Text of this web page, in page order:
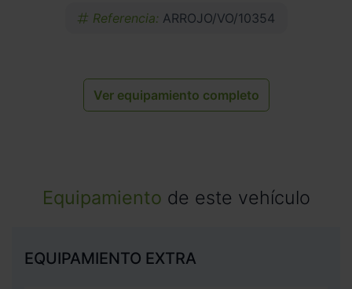
Referencia: ARROJO/VO/10354
Ver equipamiento completo
Equipamiento de este vehículo
EQUIPAMIENTO EXTRA